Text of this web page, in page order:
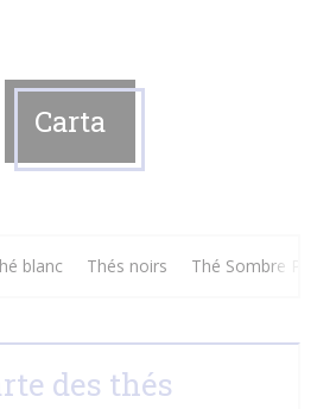
Carta
blanc Thés noirs Thé Sombre Pu Er
des thés